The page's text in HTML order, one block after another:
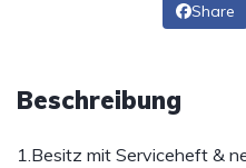
Share
Beschreibung
1.Besitz mit Serviceheft &